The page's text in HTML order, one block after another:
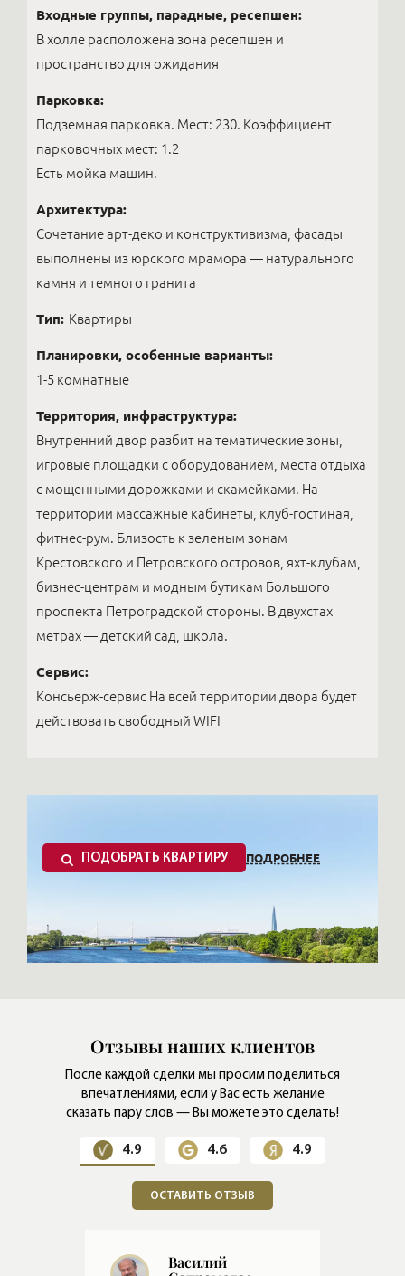
Входные группы, парадные, ресепшен:
В холле расположена зона ресепшен и
пространство для ожидания
Парковка:
Подземная парковка. Мест: 230. Коэффициент
парковочных мест: 1.2
Есть мойка машин.
Архитектура:
Сочетание арт-деко и конструктивизма, фасады
выполнены из юрского мрамора — натурального
камня и темного гранита
Тип: Квартиры
Планировки, особенные варианты:
1-5 комнатные
Территория, инфраструктура:
Внутренний двор разбит на тематические зоны,
игровые площадки с оборудованием, места отдыха
с мощенными дорожками и скамейками. На
территории массажные кабинеты, клуб-гостиная,
фитнес-рум. Близость к зеленым зонам
Крестовского и Петровского островов, яхт-клубам,
бизнес-центрам и модным бутикам Большого
проспекта Петроградской стороны. В двухстах
метрах — детский сад, школа.
Сервис:
Консьерж-сервис На всей территории двора будет
действовать свободный WIFI
ПОДОБРАТЬ КВАРТИРУ ПОДРОБНЕЕ
Отзывы наших клиентов
После каждой сделки мы просим поделиться
впечатлениями,если у Вас есть желание
сказать пару слов — Вы можете это сделать!
4.9 4.6 4.9
ОСТАВИТЬ ОТЗЫВ
Евгений